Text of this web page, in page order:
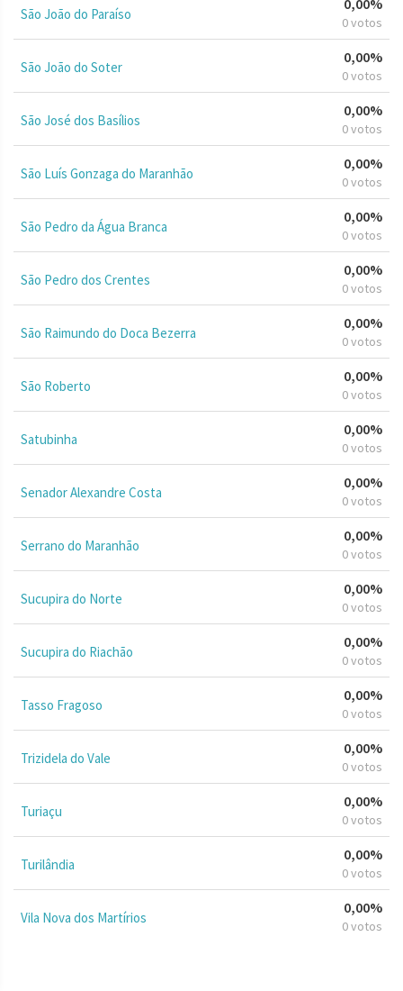
São João do Paraíso 0 votos
São João do Soter
0,00%
0 votos
São José dos Basílios
0,00%
0 votos
São Luís Gonzaga do Maranhão
0,00%
0 votos
São Pedro da Água Branca
0,00%
0 votos
São Pedro dos Crentes
0,00%
0 votos
São Raimundo do Doca Bezerra
0,00%
0 votos
São Roberto
0,00%
0 votos
Satubinha
0,00%
0 votos
Senador Alexandre Costa
0,00%
0 votos
Serrano do Maranhão
0,00%
0 votos
Sucupira do Norte
0,00%
0 votos
Sucupira do Riachão
0,00%
0 votos
Tasso Fragoso
0,00%
0 votos
Trizidela do Vale
0,00%
0 votos
Turiaçu
0,00%
0 votos
Turilândia
0,00%
0 votos
Vila Nova dos Martírios
0,00%
0 votos